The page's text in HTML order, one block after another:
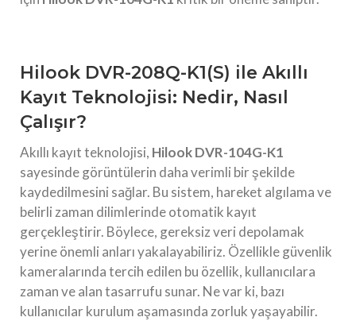
Hilook DVR-208Q-K1(S) ile Akıllı
Kayıt Teknolojisi: Nedir, Nasıl
Çalışır?
Akıllı kayıt teknolojisi, Hilook DVR-104G-K1
sayesinde görüntülerin daha verimli bir şekilde
kaydedilmesini sağlar. Bu sistem, hareket algılama ve
belirli zaman dilimlerinde otomatik kayıt
gerçekleştirir. Böylece, gereksiz veri depolamak
yerine önemli anları yakalayabiliriz. Özellikle güvenlik
kameralarında tercih edilen bu özellik, kullanıcılara
zaman ve alan tasarrufu sunar. Ne var ki, bazı
kullanıcılar kurulum aşamasında zorluk yaşayabilir.